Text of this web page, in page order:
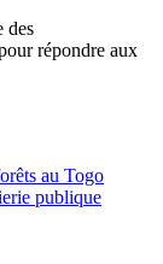
des
répondre aux
au Togo
publique